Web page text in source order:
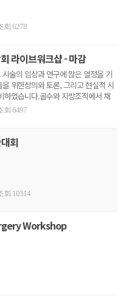
회 6278
라이브워크샵 - 마감
술의 임상과 연구에 많은 열정을 기
위한상의와 토론, 그리고 현실적 시
하였습니다.골수와 지방조직에서 채
회 6497
회
회 10314
Workshop